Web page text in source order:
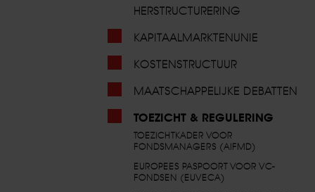
HERSTRUCTURERING
KAPITAALMARKTENUNIE
KOSTENSTRUCTUUR
MAATSCHAPPELIJKE DEBATTEN
TOEZICHT & REGULERING
TOEZICHTKADER VOOR
FONDSMANAGERS (AIFMD)
EUROPEES PASPOORT VOOR VC-
FONDSEN (EUVECA)